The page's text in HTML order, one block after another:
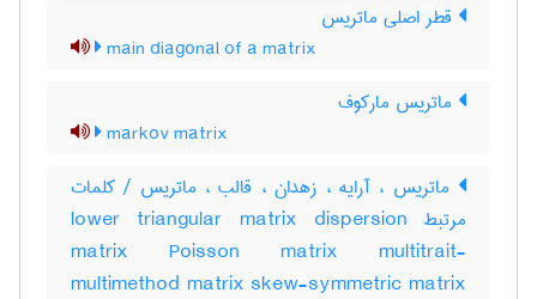
قطر اصلی ماتریس
main diagonal of a matrix
ماتریس مارکوف
markov matrix
ماتریس ، آرایه ، زهدان ، قالب ، ماتریس / کلمات
مرتبط lower triangular matrix dispersion
matrix Poisson matrix multitrait-
multimethod matrix skew-symmetric matrix